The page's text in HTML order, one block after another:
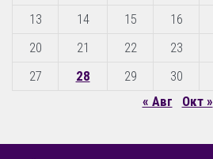
13
14 15 16
20
21 22 23
27
28 29
30
« Авг
Окт »